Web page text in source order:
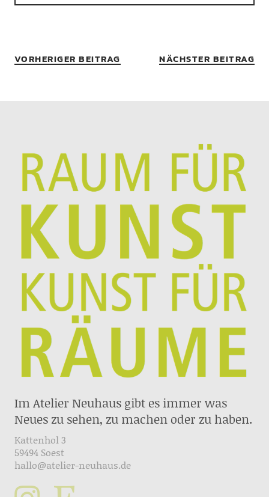
VORHERIGER BEITRAG NÄCHSTER BEITRAG
Im Atelier Neuhaus gibt es immer was
Neues zu sehen, zu machen oder zu haben.
Kattenhol 3
59494 Soest
hallo@atelier-neuhaus.de